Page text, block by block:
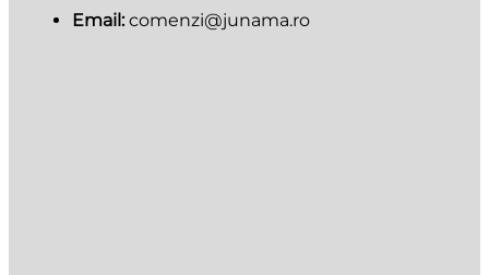
Email: comenzi@junama.ro